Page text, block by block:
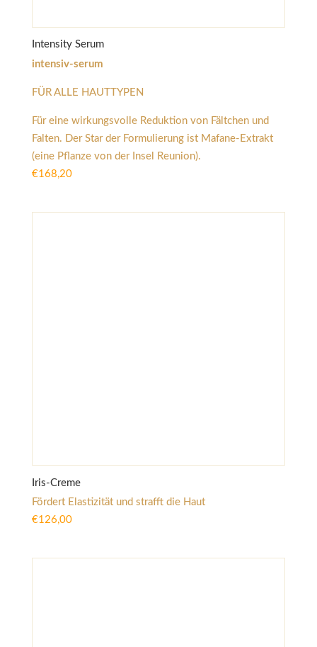
Intensity Serum
intensiv-serum
FÜR ALLE HAUTTYPEN
Für eine wirkungsvolle Reduktion von Fältchen und
Falten. Der Star der Formulierung ist Mafane-Extrakt
(eine Pflanze von der Insel Reunion).
€168,20
Iris-Creme
Fördert Elastizität und strafft die Haut
€126,00